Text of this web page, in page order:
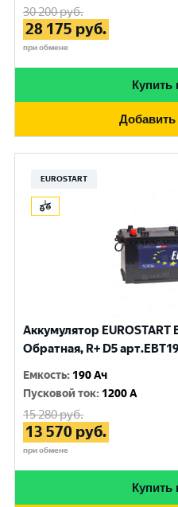
30 200руб.
28 175 руб.
при обмене
Купить
Добавить
EUROSTART
Аккумулятор EUROSTART
Обратная, R+ D5
Емкость: 190 Ач
Пусковой ток: 1200 A
15 280руб.
13 570 руб.
при обмене
Купить